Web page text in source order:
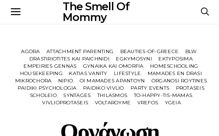
The Smell Of
Mommy
AGORA ATTACHMENT PARENTING BEAUTIES-OF-GREECE
BLW
DRASTIRIOTITES KAI PAICHNIDI
EGKYMOSYNI
EKTYPOSIMA
EMPEIRIES GENNAS
GYNAIKA KAI OMORFIA
HOMESCHOOLING
HOUSEKEEPING
KATIAS VANITY LIFESTYLE
MAMADES EN DRASI
MIKROCHORA
NIPIO OI MAMADES APANTOYN
ORGANOSI ROYTINES
PAIDIKI PSYCHOLOGIA
PAIDIKO VIVLIO PARTY EVENTS
PROTASEIS
SCHOLEIO
SYNTAGES THILASMOS
TO-HAPPY-TIS-MAMAS
VIVLIOPROTASEIS
VOLTAROYME VREFOS YGEIA